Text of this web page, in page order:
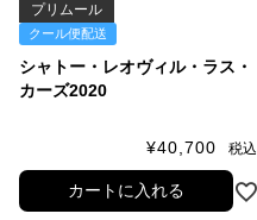
シャトー・レオヴィル・ラス・
カーズ2020
プリムール
クール便配送
¥40,700 税込
カートに入れる